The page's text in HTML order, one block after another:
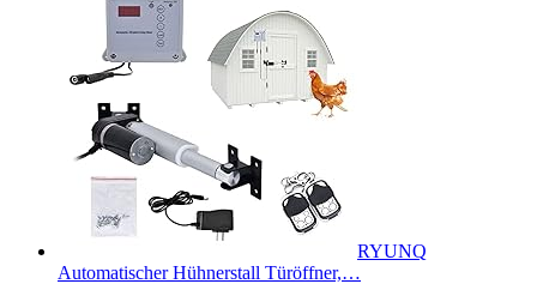
RYUNQ
Automatischer Hühnerstall Türöffner,…